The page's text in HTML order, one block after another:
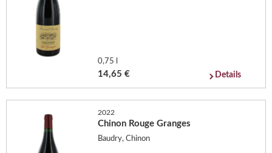
0,75 l
14,65 € Details
2022
Chinon Rouge Granges
Baudry, Chinon